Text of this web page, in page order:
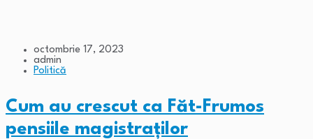
octombrie 17, 2023
admin
Politică
Cum au crescut ca Făt-Frumos
pensiile magistraților